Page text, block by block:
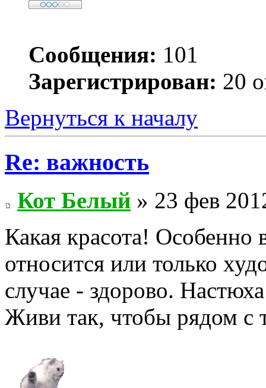
Сообщения: 101
Зарегистрирован: 20
Вернуться к началу
Re: важность
Кот Белый » 23 фев
Какая красота! Особенно
относится или только
случае - здорово.
Живи так, чтобы рядом с